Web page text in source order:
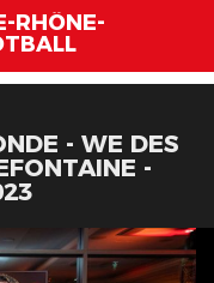
RHÔNE-
- WE DES
-